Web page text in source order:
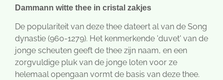
Dammann witte thee in cristal zakjes
De populariteit van deze thee dateert al van de Song
dynastie (960-1279). Het kenmerkende 'duvet' van de
jonge scheuten geeft de thee zijn naam, en een
zorgvuldige pluk van de jonge loten voor ze
helemaal opengaan vormt de basis van deze thee.